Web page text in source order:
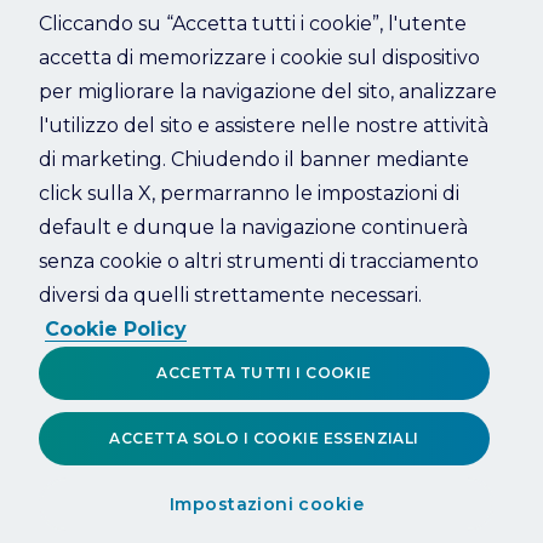
Refresh
Cliccando su “Accetta tutti i cookie”, l'utente
accetta di memorizzare i cookie sul dispositivo
per migliorare la navigazione del sito, analizzare
l'utilizzo del sito e assistere nelle nostre attività
di marketing. Chiudendo il banner mediante
click sulla X, permarranno le impostazioni di
default e dunque la navigazione continuerà
senza cookie o altri strumenti di tracciamento
diversi da quelli strettamente necessari.
Cookie Policy
Impostazioni cookie
ACCETTA SOLO I COOKIE ESSENZIALI
ACCETTA TUTTI I COOKIE